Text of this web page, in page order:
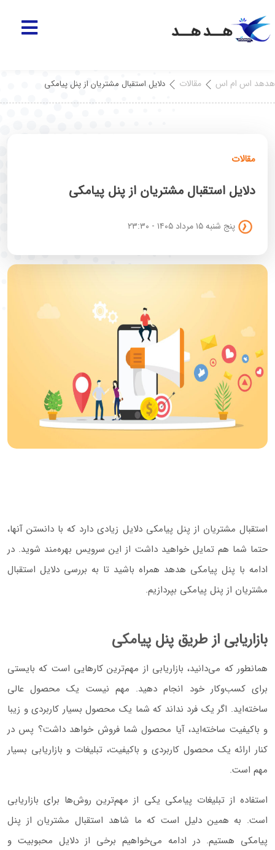
هدهد اس ام اس مقالات دلایل استقبال مشتریان از پنل پیامکی
مقالات
دلایل استقبال مشتریان از پنل پیامکی
پنج شنبه ۱۵ مرداد ۱۴۰۵ - ۲۳:۳۰
استقبال مشتریان از پنل پیامکی دلایل زیادی دارد که با دانستن آنها،
حتما شما هم تمایل خواهید داشت از این سرویس بهره‌مند شوید. در
ادامه با پنل پیامکی هدهد همراه باشید تا به بررسی دلایل استقبال
مشتریان از پنل پیامکی بپردازیم.
بازاریابی از طریق پنل پیامکی
همانطور که می‌دانید، بازاریابی از مهم‌ترین کارهایی است که بایستی
برای کسب‌و‌کار خود انجام دهید. مهم نیست یک محصول عالی
ساخته‌اید. اگر یک فرد نداند که شما یک محصول بسیار کاربردی و زیبا
و باکیفیت ساخته‌اید، آیا محصول شما فروش خواهد داشت؟ پس در
کنار ارائه یک محصول کاربردی و باکیفیت، تبلیغات و بازاریابی بسیار
مهم است.
استفاده از تبلیغات پیامکی یکی از مهم‌ترین روش‌ها برای بازاریابی
است. به همین دلیل است که ما شاهد استقبال مشتریان از پنل
پیامکی هستیم. در ادامه می‌خواهیم برخی از دلایل محبوبیت و